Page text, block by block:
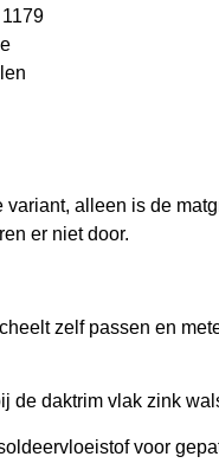
alleen is de
er niet door.
zelf passen en
de daktrim vlak zink
voor